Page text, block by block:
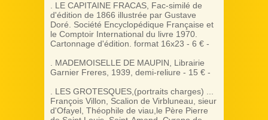
. LE CAPITAINE FRACAS, Fac-similé de
d'édition de 1866 illustrée par Gustave
Doré. Société Encyclopédique Française et
le Comptoir International du livre 1970.
Cartonnage d'édition. format 16x23 - 6 € -
. MADEMOISELLE DE MAUPIN, Librairie
Garnier Freres, 1939, demi-reliure - 15 € -
. LES GROTESQUES,(portraits charges) ...
François Villon, Scalion de Virbluneau, sieur
d'Ofayel, Théophile de viau,le Père Pierre